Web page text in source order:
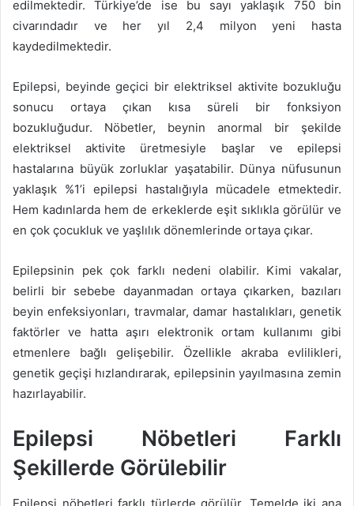
edilmektedir. Türkiye’de ise bu sayı yaklaşık 750 bin
civarındadır ve her yıl 2,4 milyon yeni hasta
kaydedilmektedir.
Epilepsi, beyinde geçici bir elektriksel aktivite bozukluğu
sonucu ortaya çıkan kısa süreli bir fonksiyon
bozukluğudur. Nöbetler, beynin anormal bir şekilde
elektriksel aktivite üretmesiyle başlar ve epilepsi
hastalarına büyük zorluklar yaşatabilir. Dünya nüfusunun
yaklaşık %1’i epilepsi hastalığıyla mücadele etmektedir.
Hem kadınlarda hem de erkeklerde eşit sıklıkla görülür ve
en çok çocukluk ve yaşlılık dönemlerinde ortaya çıkar.
Epilepsinin pek çok farklı nedeni olabilir. Kimi vakalar,
belirli bir sebebe dayanmadan ortaya çıkarken, bazıları
beyin enfeksiyonları, travmalar, damar hastalıkları, genetik
faktörler ve hatta aşırı elektronik ortam kullanımı gibi
etmenlere bağlı gelişebilir. Özellikle akraba evlilikleri,
genetik geçişi hızlandırarak, epilepsinin yayılmasına zemin
hazırlayabilir.
Epilepsi Nöbetleri Farklı
Şekillerde Görülebilir
Epilepsi nöbetleri farklı türlerde görülür. Temelde iki ana